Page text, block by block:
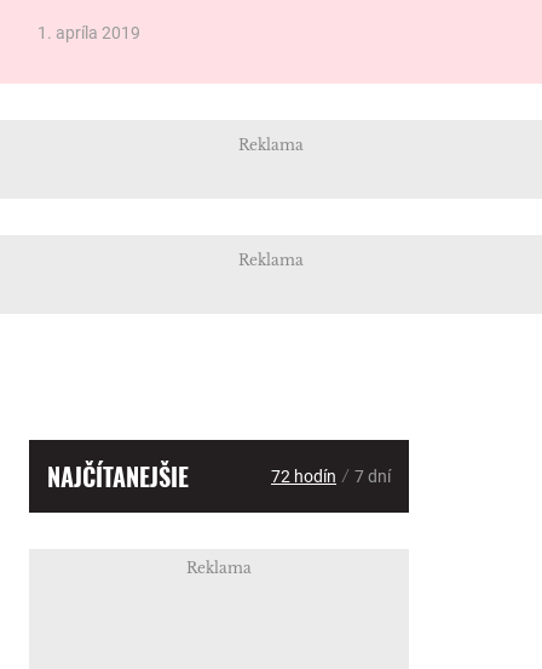
1. apríla 2019
Reklama
Reklama
NAJČÍTANEJŠIE 72 hodín / 7 dní
Reklama